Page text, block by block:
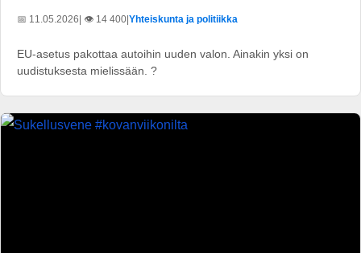
📅 11.05.2026 | 👁️ 14 400 Yhteiskunta ja politiikka
EU-asetus pakottaa autoihin uuden valon. Ainakin yksi on
uudistuksesta mielissään. ?